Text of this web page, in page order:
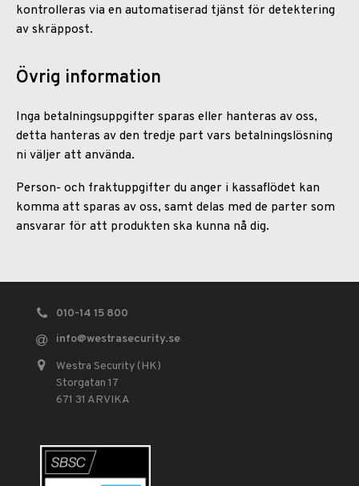
kontrolleras via en automatiserad tjänst för detektering
av skräppost.
Övrig information
Inga betalningsuppgifter sparas eller hanteras av oss,
detta hanteras av den tredje part vars betalningslösning
ni väljer att använda.
Person- och fraktuppgifter du anger i kassaflödet kan
komma att sparas av oss, samt delas med de parter som
ansvarar för att produkten ska kunna nå dig.
010-14 15 800
info@westrasecurity.se
Westra Security (HK)
Storgatan 17
671 31 ARVIKA